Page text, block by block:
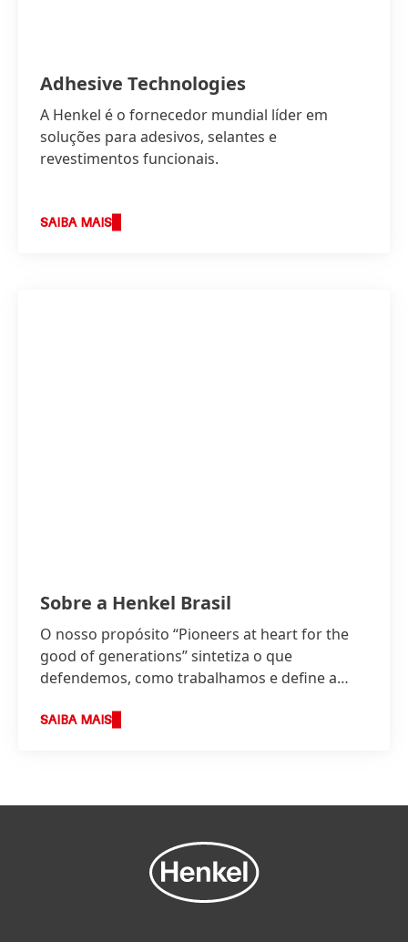
Adhesive Technologies
A Henkel é o fornecedor mundial líder em
soluções para adesivos, selantes e
revestimentos funcionais.
SAIBA MAIS
Sobre a Henkel Brasil
O nosso propósito “Pioneers at heart for the
good of generations” sintetiza o que
defendemos, como trabalhamos e define a
SAIBA MAIS